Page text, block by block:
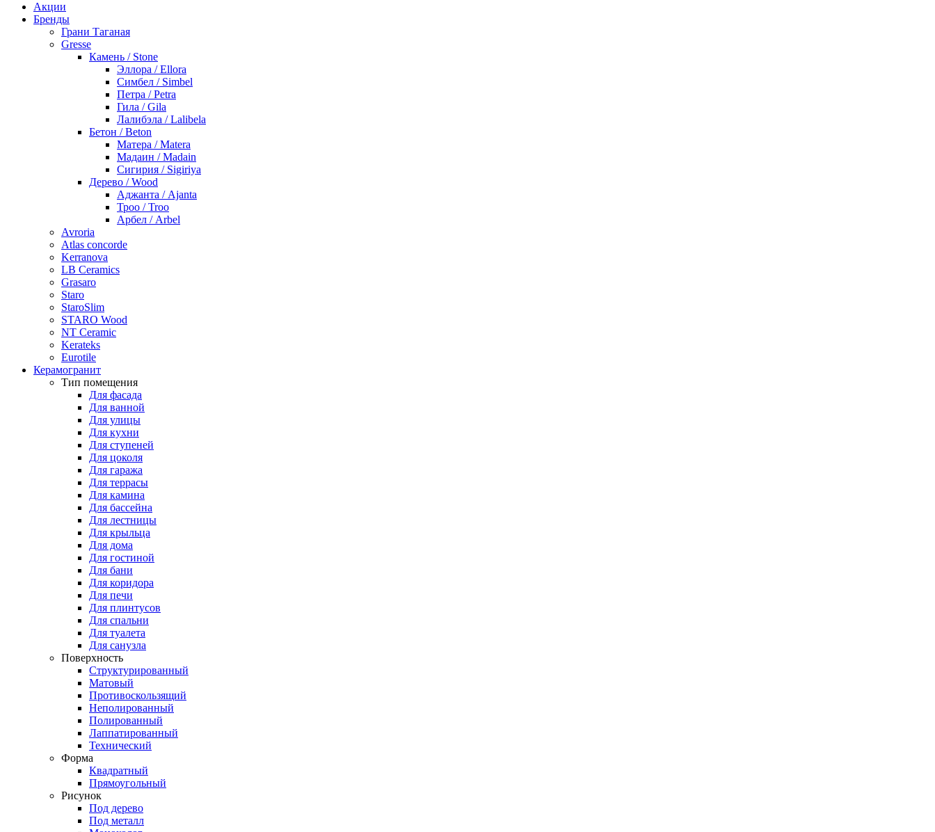
Акции
Бренды
Грани Таганая
Gresse
Камень / Stone
Эллора / Ellora
Симбел / Simbel
Петра / Petra
Гила / Gila
Лалибэла / Lalibela
Бетон / Beton
Матера / Matera
Мадаин / Madain
Сигирия / Sigiriya
Дерево / Wood
Аджанта / Ajanta
Троо / Troo
Арбел / Arbel
Avroria
Atlas concorde
Kerranova
LB Ceramics
Grasaro
Staro
StaroSlim
STARO Wood
NT Ceramic
Kerateks
Eurotile
Керамогранит
Тип помещения
Для фасада
Для ванной
Для улицы
Для кухни
Для ступеней
Для цоколя
Для гаража
Для террасы
Для камина
Для бассейна
Для лестницы
Для крыльца
Для дома
Для гостиной
Для бани
Для коридора
Для печи
Для плинтусов
Для спальни
Для туалета
Для санузла
Поверхность
Структурированный
Матовый
Противоскользящий
Неполированный
Полированный
Лаппатированный
Технический
Форма
Квадратный
Прямоугольный
Рисунок
Под дерево
Под металл